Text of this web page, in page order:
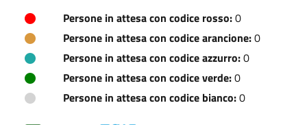
Persone in attesa con codice rosso:0
Persone in attesa con codice arancione:0
Persone in attesa con codice azzurro:0
Persone in attesa con codice verde:0
Persone in attesa con codice bianco:0